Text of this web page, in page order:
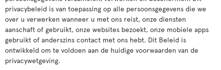
privacybeleid is van toepassing op alle persoonsgegevens die we
over u verwerken wanneer u met ons reist, onze diensten
aanschaft of gebruikt, onze websites bezoekt, onze mobiele apps
gebruikt of anderszins contact met ons hebt. Dit Beleid is
ontwikkeld om te voldoen aan de huidige voorwaarden van de
privacywetgeving.